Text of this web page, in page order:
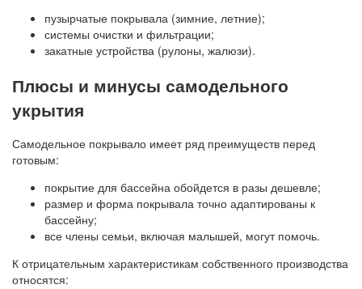
пузырчатые покрывала (зимние, летние);
системы очистки и фильтрации;
закатные устройства (рулоны, жалюзи).
Плюсы и минусы самодельного
укрытия
Самодельное покрывало имеет ряд преимуществ перед
готовым:
покрытие для бассейна обойдется в разы дешевле;
размер и форма покрывала точно адаптированы к
бассейну;
все члены семьи, включая малышей, могут помочь.
К отрицательным характеристикам собственного производства
относятся: